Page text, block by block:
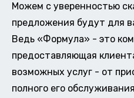
Можем с уверенностью
предложения будут для
Ведь «Формула» - это
предоставляющая
возможных услуг - от
полного его